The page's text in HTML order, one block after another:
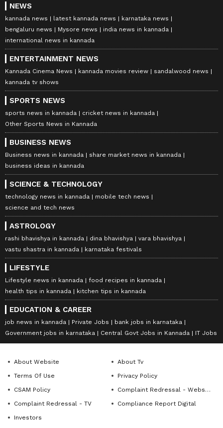
NEWS
kannada news latest kannada news
karnataka news
bengaluru news
Mysore news
india news in kannada
international news in kannada
ENTERTAINMENT NEWS
Kannada Cinema News kannada movies review
sandalwood news
kannada tv shows
SPORTS NEWS
sports news in kannada
cricket news in kannada
Other Sports News in Kannada
BUSINESS NEWS
Business news in kannada
share market news in kannada
business ideas in kannada
SCIENCE & TECHNOLOGY
technology news in kannada
mobile tech news
science and tech news
ASTROLOGY
rashi bhavishya in kannada dina bhavishya
vara bhavishya
vastu shastra in kannada
karnataka festivals
LIFESTYLE
Lifestyle news in kannada
food recipes in kannada
health tips in kannada
kitchen tips in kannada
EDUCATION & CAREER
job news in kannada Private Jobs
bank jobs in karnataka
Government jobs in karnataka
Central Govt Jobs in Kannada IT Jobs
About Website
About Tv
Terms Of Use
Privacy Policy
CSAM Policy
Complaint Redressal - Website
Complaint Redressal - TV
Compliance Report Digital
Investors